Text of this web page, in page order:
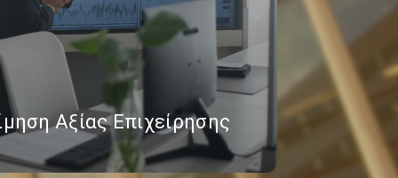
Αξίας Επιχείρησης